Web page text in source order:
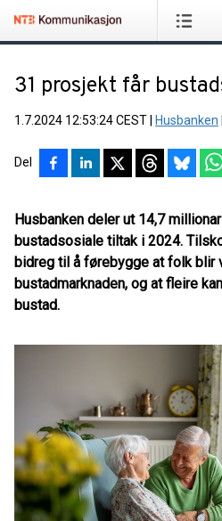
31 prosjekt får
1.7.2024 12:53:24 CEST Husbanken
Del
Husbanken deler ut 14,7
bustadsosiale tiltak i 2024.
bidreg til å førebygge at folk blir
bustadmarknaden, og at fleire
bustad.